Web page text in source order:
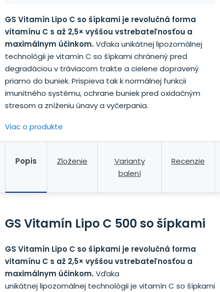
GS Vitamín Lipo C so šípkami je revolučná forma
vitamínu C s až 2,5× vyššou vstrebateľnosťou a
maximálnym účinkom.Vďaka unikátnej lipozomálnej
technológii je vitamín C so šípkami chránený pred
degradáciou v tráviacom trakte a cielene dopravený
priamo do buniek. Prispieva tak k normálnej funkcii
imunitného systému, ochrane buniek pred oxidačným
stresom a zníženiu únavy a vyčerpania.
Viac o produkte
Popis Zloženie
Varianty
balení
Recenzie
GS Vitamín Lipo C 500 so šípkami
GS Vitamín Lipo C so šípkami je revolučná forma
vitamínu C s až 2,5× vyššou vstrebateľnosťou a
maximálnym účinkom.Vďaka
unikátnej lipozomálnej technológii je vitamín C so šípkami